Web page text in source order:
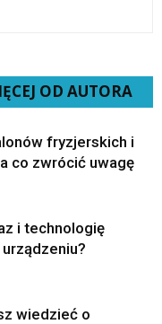
OD AUTORA
fryzjerskich i
co zwrócić uwagę
i technologię
wiedzieć o